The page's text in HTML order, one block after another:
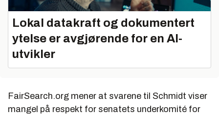
Lokal datakraft og dokumentert
ytelse er avgjørende for en AI-
utvikler
FairSearch.org mener at svarene til Schmidt viser
mangel på respekt for senatets underkomité for